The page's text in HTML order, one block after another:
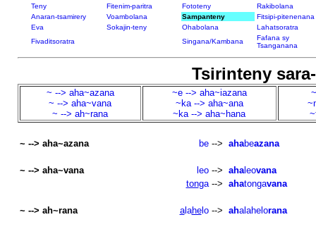
Teny Fitenim-paritra Fototeny
Rakibolana
Anaran-tsamirery
Voambolana Sampanteny
Fitsipi-pitenenana
Eva
Sokajin-teny Ohabolana
Lahatsoratra
Fivaditsoratra
Singana/Kambana
Fafana sy
Tsanganana
Tsirinteny
~ --> aha~azana
~ --> aha~vana
~ --> ah~rana
~e --> aha~iazana
~ka --> aha~ana
~ka --> aha~hana
~ --> aha~azana be--> ahabeazana
~ --> aha~vana leo--> ahaleovana
tonga--> ahatongavana
~ --> ah~rana alahelo--> ahalahelorana